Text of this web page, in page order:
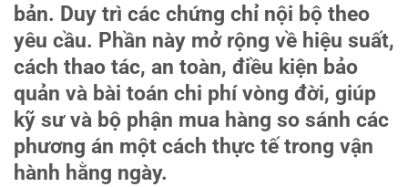
bản. Duy trì các chứng chỉ nội bộ theo
yêu cầu. Phần này mở rộng về hiệu suất,
cách thao tác, an toàn, điều kiện bảo
quản và bài toán chi phí vòng đời, giúp
kỹ sư và bộ phận mua hàng so sánh các
phương án một cách thực tế trong vận
hành hằng ngày.